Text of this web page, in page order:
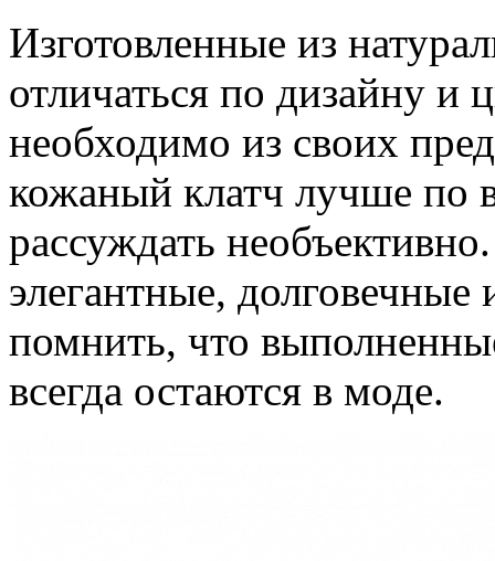
Изготовленные из
отличаться по дизайну и
необходимо из своих
кожаный клатч лучше по
рассуждать
элегантные,
помнить, что
всегда остаются в моде.